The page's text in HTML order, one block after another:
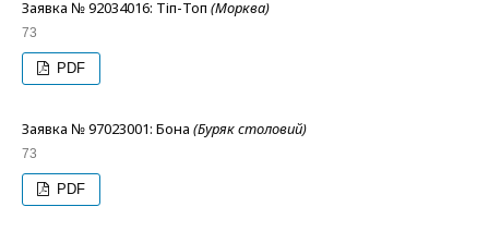
Заявка № 92034016: Тіп-Топ (Морква)
73
PDF
Заявка № 97023001: Бона (Буряк столовий)
73
PDF